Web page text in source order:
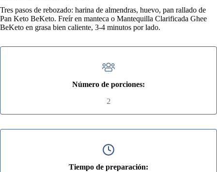
Tres pasos de rebozado: harina de almendras, huevo, pan rallado de
Pan Keto BeKeto. Freír en manteca o Mantequilla Clarificada Ghee
BeKeto en grasa bien caliente, 3-4 minutos por lado.
Número de porciones:
2
Tiempo de preparación: